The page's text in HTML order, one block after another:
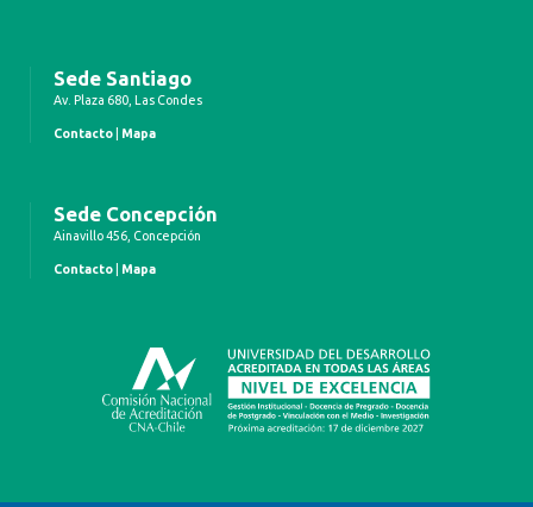
Sede Santiago
Av. Plaza 680, Las Condes
Contacto Mapa
Sede Concepción
Ainavillo 456, Concepción
Contacto Mapa